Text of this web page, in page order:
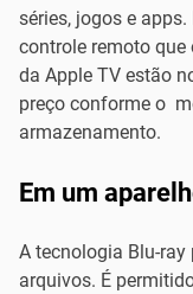
séries, jogos e
controle remoto
da Apple TV estão
preço conforme o
armazenamento.
Em um
A tecnologia Blu-
arquivos. É